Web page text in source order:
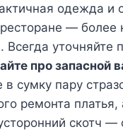
одежда и
— более
Всегда уточняйте
про запасной
в сумку пару
ремонта
скотч